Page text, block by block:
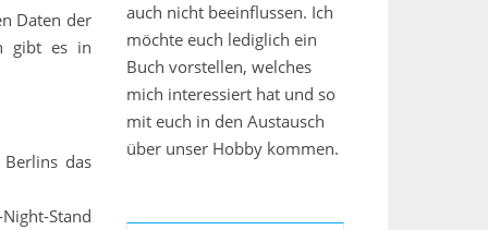
Daten der
gibt es in
das
Stand
auch nicht beeinflussen. Ich
möchte euch lediglich ein
Buch vorstellen, welches
mich interessiert hat und so
mit euch in den Austausch
über unser Hobby kommen.